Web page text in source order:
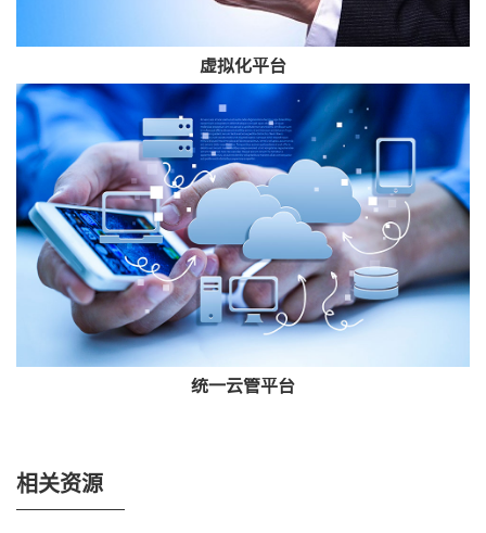
虚拟化平台
统一云管平台
相关资源